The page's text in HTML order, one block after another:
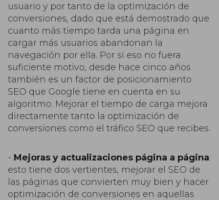
usuario y por tanto de la optimización de
conversiones, dado que está demostrado que
cuanto más tiempo tarda una página en
cargar más usuarios abandonan la
navegación por ella. Por si eso no fuera
suficiente motivo, desde hace cinco años
también es un factor de posicionamiento
SEO que Google tiene en cuenta en su
algoritmo. Mejorar el tiempo de carga mejora
directamente tanto la optimización de
conversiones como el tráfico SEO que recibes.
- Mejoras y actualizaciones página a página:
esto tiene dos vertientes, mejorar el SEO de
las páginas que convierten muy bien y hacer
optimización de conversiones en aquellas